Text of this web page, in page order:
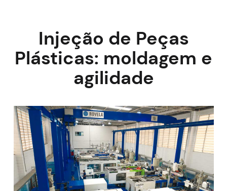
Injeção de Peças
Plásticas: moldagem e
agilidade